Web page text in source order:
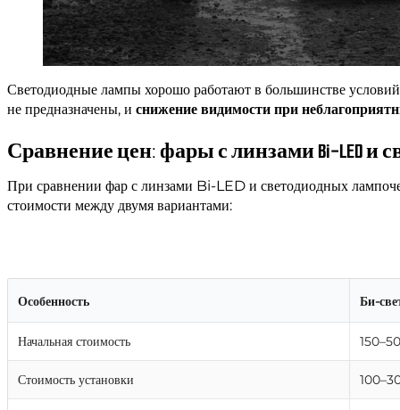
Светодиодные лампы хорошо работают в большинстве
не предназначены, и снижение видимости при
Сравнение цен: фары с линзами Bi-LED и
При сравнении фар с линзами Bi-LED и светодиодных
стоимости между двумя вариантами:
Особенность Би-
Начальная стоимость
Стоимость установки